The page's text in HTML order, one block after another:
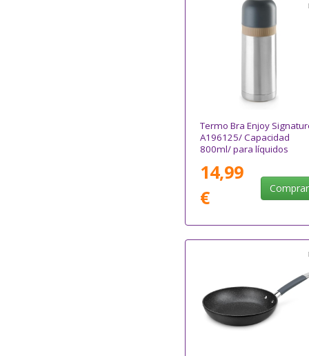
Termo Bra Enjoy
A196125/ Capacidad
800ml/ para líquidos
14,99
€
Comprar